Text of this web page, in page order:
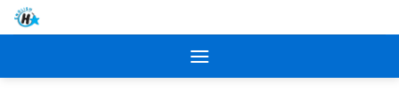
Skip
to